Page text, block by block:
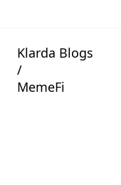
Klarda Blogs
/
MemeFi